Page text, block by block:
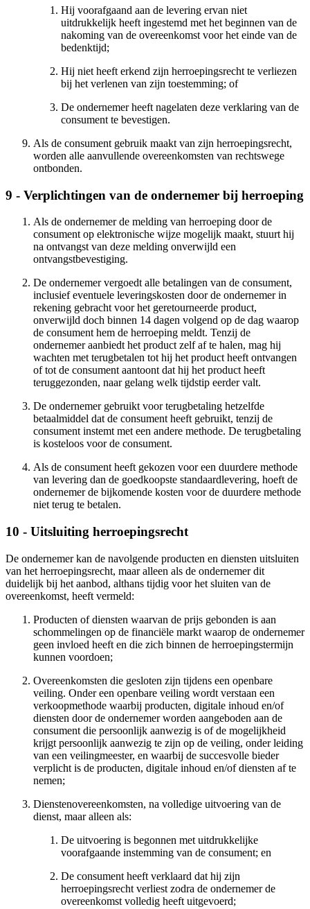
Hij voorafgaand aan de levering ervan niet
uitdrukkelijk heeft ingestemd met het beginnen van de
nakoming van de overeenkomst voor het einde van de
bedenktijd;
Hij niet heeft erkend zijn herroepingsrecht te verliezen
bij het verlenen van zijn toestemming; of
De ondernemer heeft nagelaten deze verklaring van de
consument te bevestigen.
Als de consument gebruik maakt van zijn herroepingsrecht,
worden alle aanvullende overeenkomsten van rechtswege
ontbonden.
9 - Verplichtingen van de ondernemer bij herroeping
Als de ondernemer de melding van herroeping door de
consument op elektronische wijze mogelijk maakt, stuurt hij
na ontvangst van deze melding onverwijld een
ontvangstbevestiging.
De ondernemer vergoedt alle betalingen van de consument,
inclusief eventuele leveringskosten door de ondernemer in
rekening gebracht voor het geretourneerde product,
onverwijld doch binnen 14 dagen volgend op de dag waarop
de consument hem de herroeping meldt. Tenzij de
ondernemer aanbiedt het product zelf af te halen, mag hij
wachten met terugbetalen tot hij het product heeft ontvangen
of tot de consument aantoont dat hij het product heeft
teruggezonden, naar gelang welk tijdstip eerder valt.
De ondernemer gebruikt voor terugbetaling hetzelfde
betaalmiddel dat de consument heeft gebruikt, tenzij de
consument instemt met een andere methode. De terugbetaling
is kosteloos voor de consument.
Als de consument heeft gekozen voor een duurdere methode
van levering dan de goedkoopste standaardlevering, hoeft de
ondernemer de bijkomende kosten voor de duurdere methode
niet terug te betalen.
10 - Uitsluiting herroepingsrecht
De ondernemer kan de navolgende producten en diensten uitsluiten
van het herroepingsrecht, maar alleen als de ondernemer dit
duidelijk bij het aanbod, althans tijdig voor het sluiten van de
overeenkomst, heeft vermeld:
Producten of diensten waarvan de prijs gebonden is aan
schommelingen op de financiële markt waarop de ondernemer
geen invloed heeft en die zich binnen de herroepingstermijn
kunnen voordoen;
Overeenkomsten die gesloten zijn tijdens een openbare
veiling. Onder een openbare veiling wordt verstaan een
verkoopmethode waarbij producten, digitale inhoud en/of
diensten door de ondernemer worden aangeboden aan de
consument die persoonlijk aanwezig is of de mogelijkheid
krijgt persoonlijk aanwezig te zijn op de veiling, onder leiding
van een veilingmeester, en waarbij de succesvolle bieder
verplicht is de producten, digitale inhoud en/of diensten af te
nemen;
Dienstenovereenkomsten, na volledige uitvoering van de
dienst, maar alleen als:
De uitvoering is begonnen met uitdrukkelijke
voorafgaande instemming van de consument; en
De consument heeft verklaard dat hij zijn
herroepingsrecht verliest zodra de ondernemer de
overeenkomst volledig heeft uitgevoerd;